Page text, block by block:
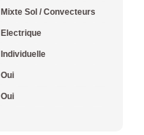
Mixte Sol / Convecteurs
Electrique
Individuelle
Oui
Oui